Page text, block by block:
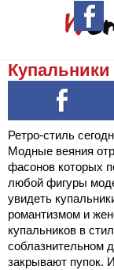
Купальники
Ретро-стиль
Модные веяния
фасонов которых
любой фигуры
увидеть
романтизмом и
купальников в
соблазнительном
закрывают пупок.